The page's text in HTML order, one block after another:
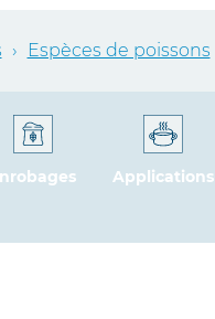
› Espèces de poissons
Applications